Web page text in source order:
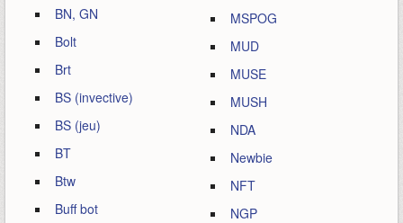
BN, GN
Bolt
Brt
BS (invective)
BS (jeu)
BT
Btw
Buff bot
MSPOG
MUD
MUSE
MUSH
NDA
Newbie
NFT
NGP